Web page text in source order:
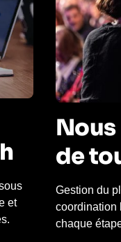
et
de
Gestion du
coordination
chaque